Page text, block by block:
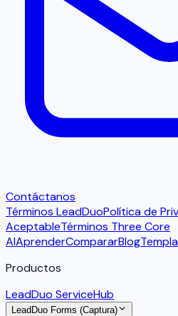
Contáctanos
Términos LeadDuoPolítica de
AceptableTérminos Three Core
AIAprenderCompararBlog
Productos
LeadDuo ServiceHub
LeadDuo Forms (Captura)